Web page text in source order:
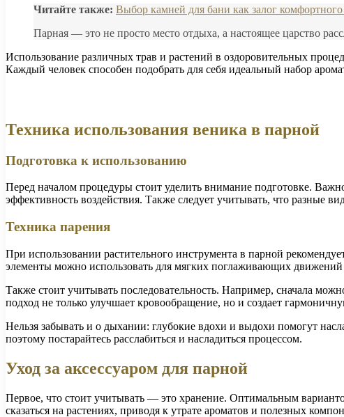
Читайте также: Выбор камней для бани как залог
Парная — это не просто место отдыха, а настоящее царство
Использование различных трав и растений в оздоровительных
Каждый человек способен подобрать для себя идеальный набор
Техника использования веника в парной
Подготовка к использованию
Перед началом процедуры стоит уделить внимание подготовке.
эффективность воздействия. Также следует учитывать, что разные
Техника парения
При использовании растительного инструмента в парной
элементы можно использовать для мягких поглаживающих движений
Также стоит учитывать последовательность. Например, сначала
подход не только улучшает кровообращение, но и создает
Нельзя забывать и о дыхании: глубокие вдохи и выдохи помогут
поэтому постарайтесь расслабиться и насладиться процессом.
Уход за аксессуаром для парной
Первое, что стоит учитывать — это хранение. Оптимальным
сказаться на растениях, приводя к утрате ароматов и полезных